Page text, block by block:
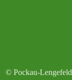
© Pockau-Lengefeld